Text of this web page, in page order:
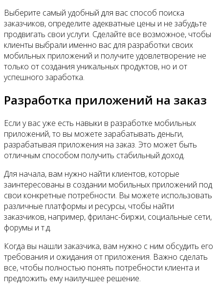
Выберите самый удобный для вас способ поиска
заказчиков, определите адекватные цены и не забудьте
продвигать свои услуги. Сделайте все возможное, чтобы
клиенты выбрали именно вас для разработки своих
мобильных приложений и получите удовлетворение не
только от создания уникальных продуктов, но и от
успешного заработка.
Разработка приложений на заказ
Если у вас уже есть навыки в разработке мобильных
приложений, то вы можете зарабатывать деньги,
разрабатывая приложения на заказ. Это может быть
отличным способом получить стабильный доход.
Для начала, вам нужно найти клиентов, которые
заинтересованы в создании мобильных приложений под
свои конкретные потребности. Вы можете использовать
различные платформы и ресурсы, чтобы найти
заказчиков, например, фриланс-биржи, социальные сети,
форумы и т.д.
Когда вы нашли заказчика, вам нужно с ним обсудить его
требования и ожидания от приложения. Важно сделать
все, чтобы полностью понять потребности клиента и
предложить ему наилучшее решение.